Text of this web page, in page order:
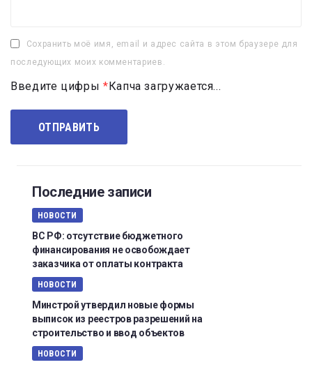
Сохранить моё имя, email и адрес сайта в этом браузере для
последующих моих комментариев.
Введите цифры * Капча загружается...
Последние записи
НОВОСТИ
ВС РФ: отсутствие бюджетного
финансирования не освобождает
заказчика от оплаты контракта
НОВОСТИ
Минстрой утвердил новые формы
выписок из реестров разрешений на
строительство и ввод объектов
НОВОСТИ